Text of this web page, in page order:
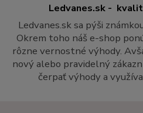
Ledvanes.sk -
Ledvanes.sk sa pýši
Okrem toho náš e-shop
rôzne vernostné výhody.
nový alebo pravidelný
čerpať výhody a